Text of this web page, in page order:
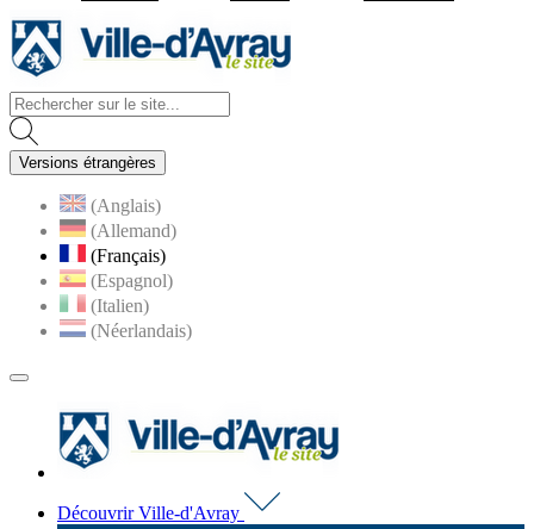
Versions étrangères
(Anglais)
(Allemand)
(Français)
(Espagnol)
(Italien)
(Néerlandais)
MENU
Découvrir Ville-d'Avray